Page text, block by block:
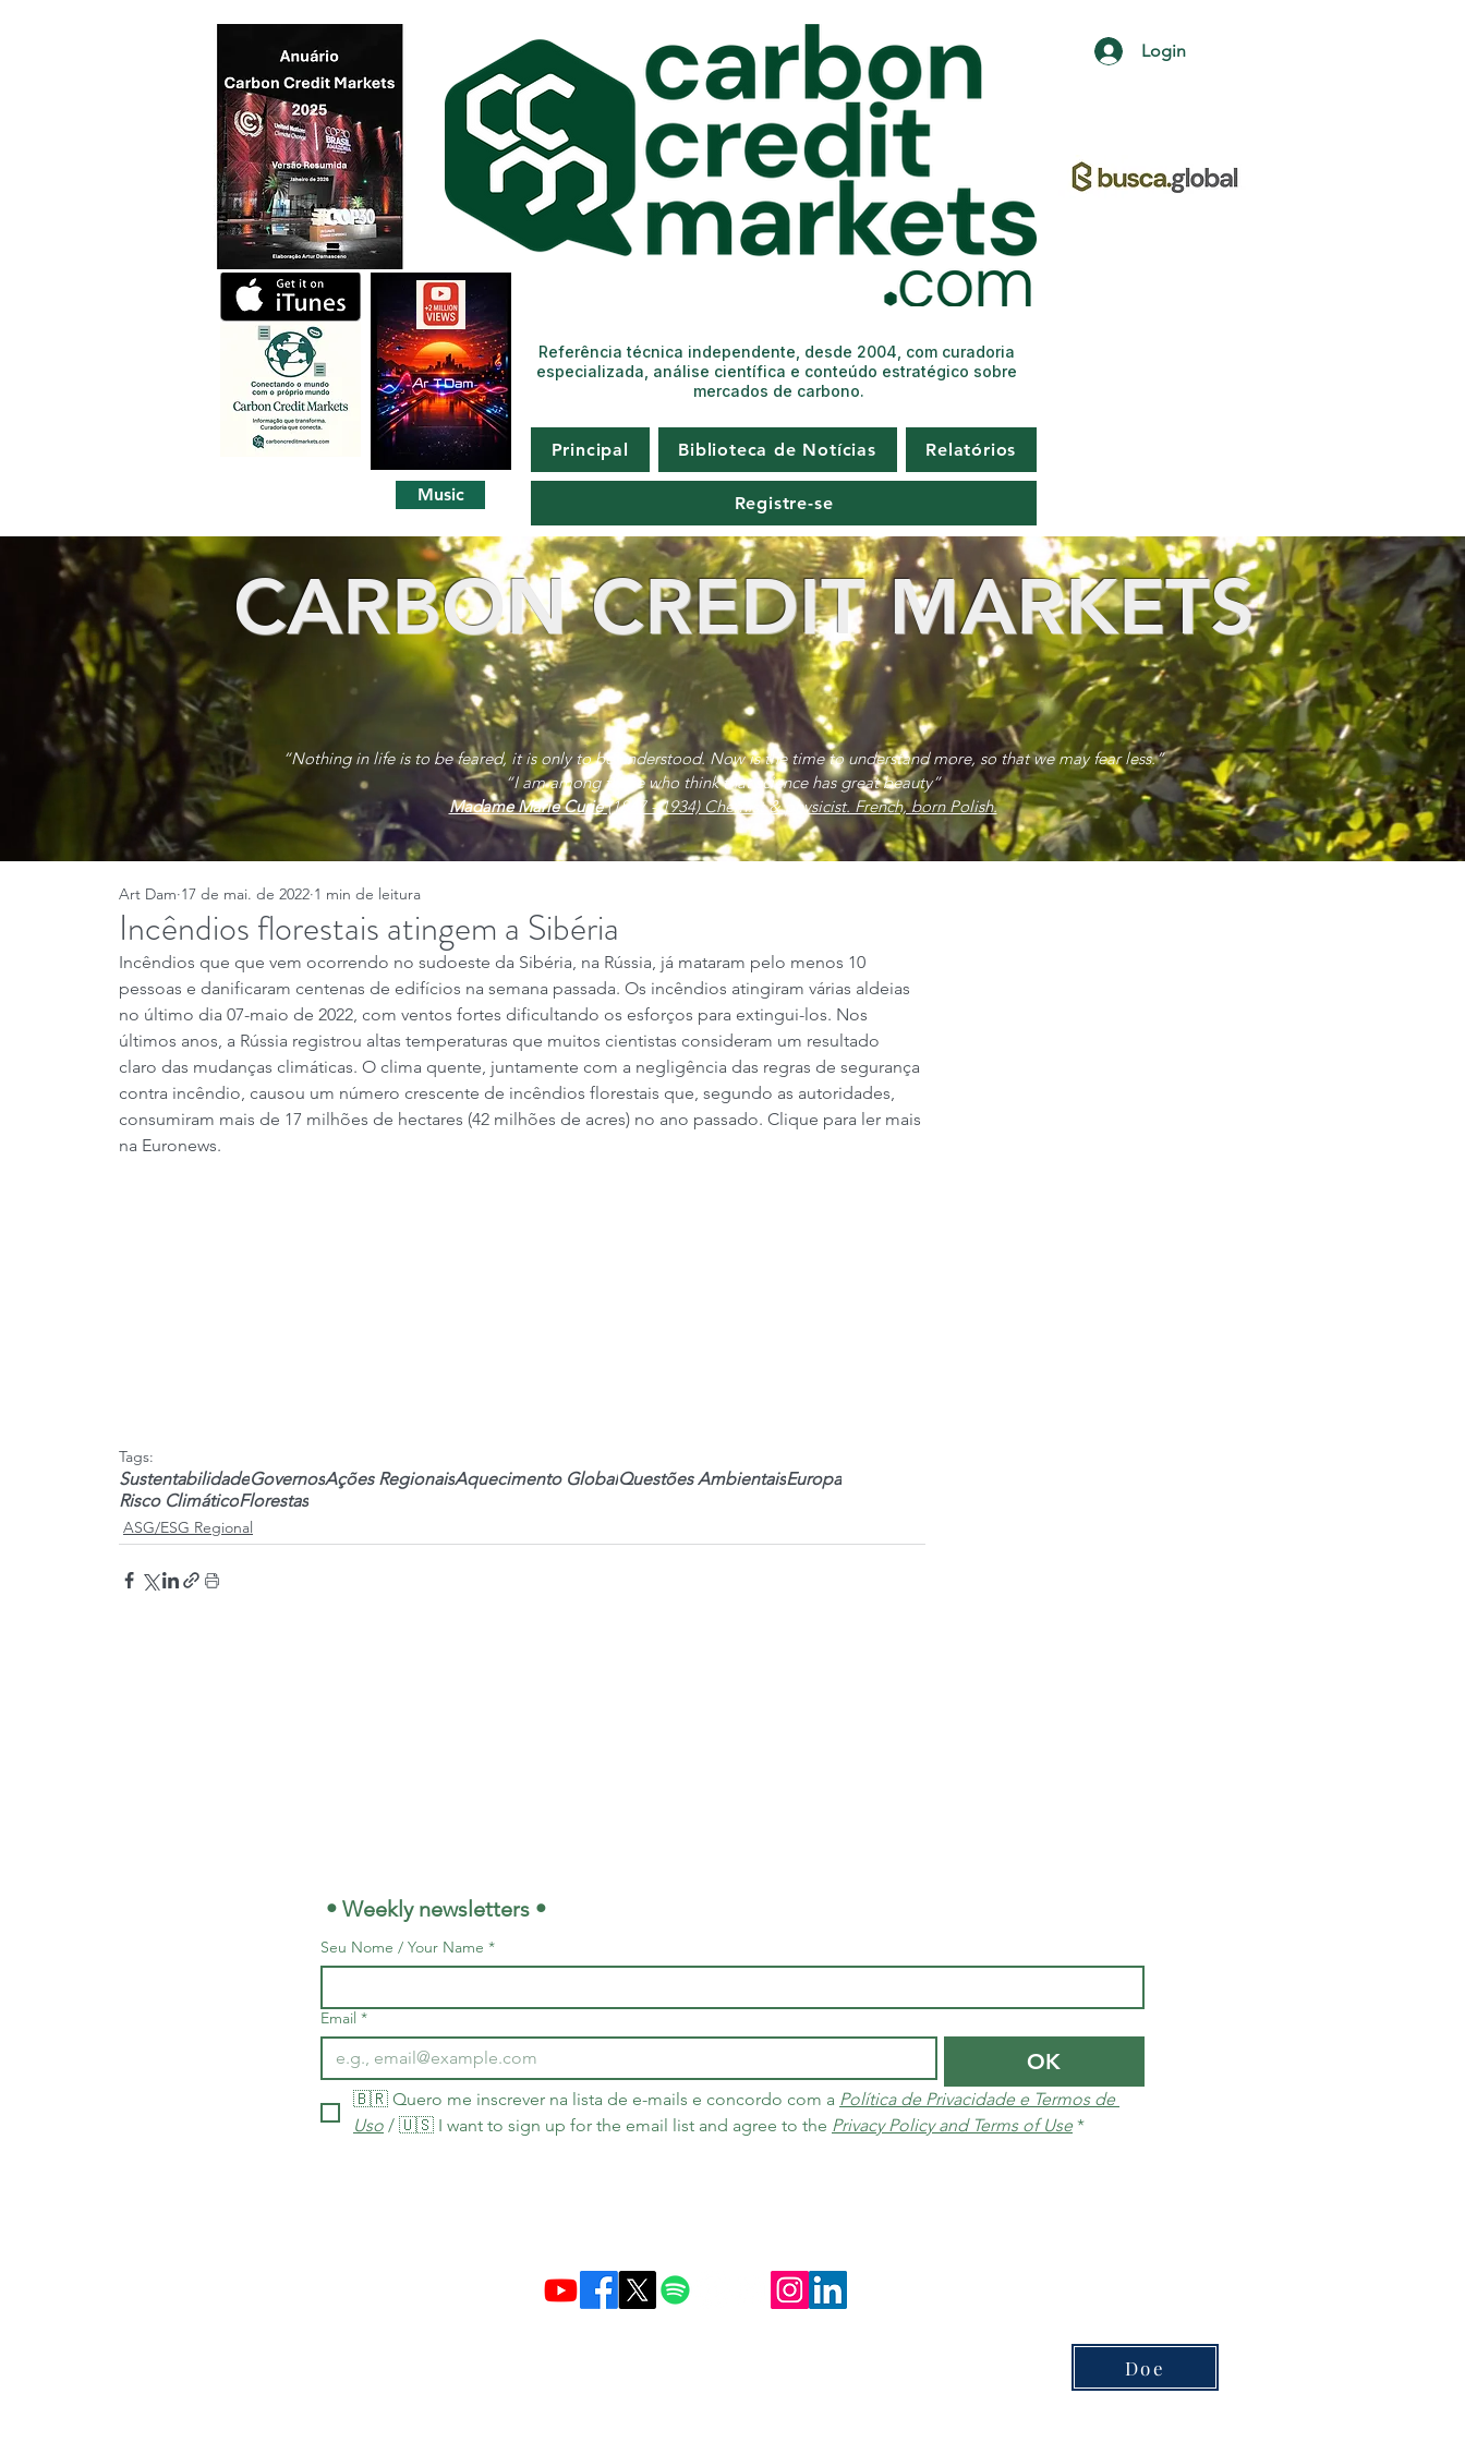
Principal Biblioteca de Notícias Relatórios
Registre-se
Referência técnica independente, desde 2004, com curadoria
especializada, análise científica e conteúdo estratégico sobre
mercados de carbono.
Music
Login
Incêndios florestais atingem a Sibéria
Art Dam 17 de mai. de 2022 1 min de leitura
Incêndios que que vem ocorrendo no sudoeste da Sibéria, na Rússia, já mataram pelo menos 10
pessoas e danificaram centenas de edifícios na semana passada. Os incêndios atingiram várias aldeias
no último dia 07-maio ​​de 2022, com ventos fortes dificultando os esforços para extingui-los. Nos
últimos anos, a Rússia registrou altas temperaturas que muitos cientistas consideram um resultado
claro das mudanças climáticas. O clima quente, juntamente com a negligência das regras de segurança
contra incêndio, causou um número crescente de incêndios florestais que, segundo as autoridades,
consumiram mais de 17 milhões de hectares (42 milhões de acres) no ano passado. Clique para ler mais
na Euronews.
Tags:
SustentabilidadeGovernosAções RegionaisAquecimento GlobalQuestões AmbientaisEuropa
Risco ClimáticoFlorestas
ASG/ESG Regional
CARBON CREDIT MARKETS
“Nothing in life is to be feared, it is only to be understood. Now is the time to understand more, so that we may fear less.”
“I am among those who think that science has great beauty”
Madame Marie Curie(1867 - 1934) Chemist & physicist. French, born Polish.
• Weekly newsletters •
Seu Nome / Your Name *
Email *
OK
🇧🇷 Quero me inscrever na lista de e-mails e concordo com a Política de Privacidade e Termos de
Uso / 🇺🇸 I want to sign up for the email list and agree to the Privacy Policy and Terms of Use *
Doe